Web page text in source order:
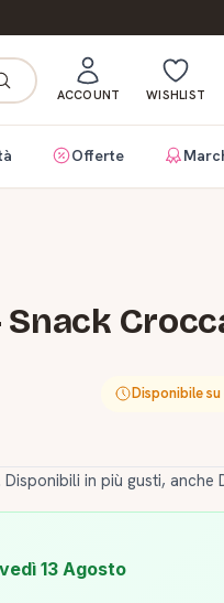
ACCOUNT WISHLIST
Offerte
Snack
Disponibile
in più gusti, anche
13 Agosto